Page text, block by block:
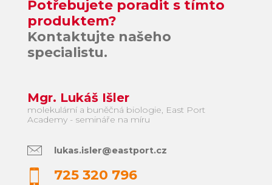
Potřebujete poradit s tímto
produktem?
Kontaktujte našeho
specialistu.
Mgr. Lukáš Išler
molekulární a buněčná biologie, East Port
Academy - semináře na míru
lukas.isler@eastport.cz
725 320 796